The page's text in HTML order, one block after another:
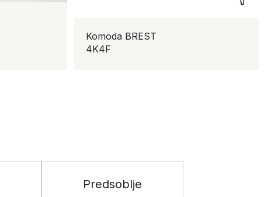
Komoda BREST
4K4F
Predsoblje